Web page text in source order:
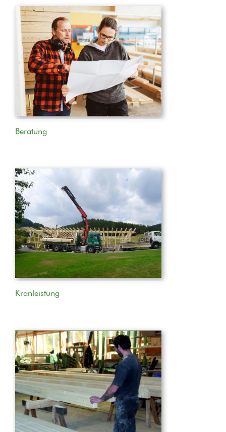
Beratung
Kranleistung